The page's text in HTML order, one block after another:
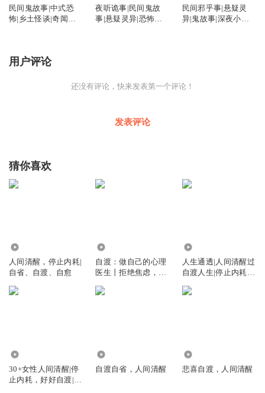
民间鬼故事|中式恐
怖|乡土怪谈|奇闻异
夜听诡事|民间鬼故
事|悬疑灵异|恐怖惊
民间邪乎事|悬疑灵
异|鬼故事|深夜小茶
用户评论
还没有评论，快来发表第一个评论！
发表评论
猜你喜欢
人间清醒，停止内耗|
自省、自渡、自愈
自渡：做自己的心理
医生丨拒绝焦虑，告
人生通透|人间清醒过
自渡人生|停止内耗|
30+女性人间清醒|停
止内耗，好好自渡|认
自渡自省，人间清醒 悲喜自渡，人间清醒